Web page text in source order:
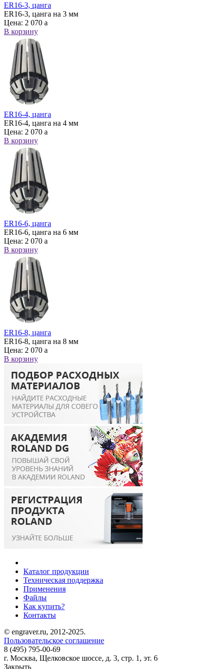
ER16-3, цанга
ER16-3, цанга на 3 мм
Цена: 2 070 a
В корзину
ER16-4, цанга
ER16-4, цанга на 4 мм
Цена: 2 070 a
В корзину
ER16-6, цанга
ER16-6, цанга на 6 мм
Цена: 2 070 a
В корзину
ER16-8, цанга
ER16-8, цанга на 8 мм
Цена: 2 070 a
В корзину
Каталог продукции
Техническая поддержка
Применения
Файлы
Как купить?
Контакты
© engraver.ru, 2012-2025.
Пользовательское соглашение
8 (495) 795-00-69
г. Москва, Щелковское шоссе, д. 3, стр. 1, эт. 6
Закрыть